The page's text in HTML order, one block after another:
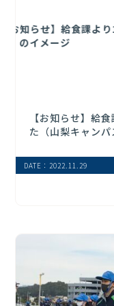
【お知らせ】給
た（山梨キャンパ
DATE：2022.11.29